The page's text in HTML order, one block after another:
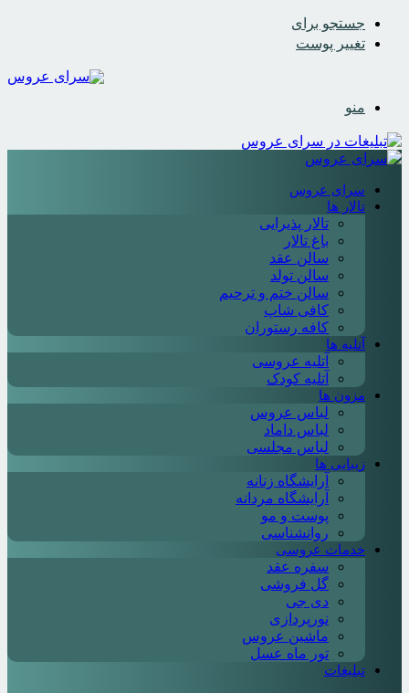
جستجو برای
تغییر پوست
منو
سرای عروس
تالار ها
تالار پذیرایی
باغ تالار
سالن عقد
سالن تولد
سالن ختم و ترحیم
کافی شاپ
کافه رستوران
آتلیه ها
آتلیه عروسی
آتلیه کودک
مزون ها
لباس عروس
لباس داماد
لباس مجلسی
زیبایی ها
آرایشگاه زنانه
آرایشگاه مردانه
پوست و مو
روانشناسی
خدمات عروسی
سفره عقد
گل فروشی
دی جی
نورپردازی
ماشین عروس
تور ماه عسل
تبلیغات